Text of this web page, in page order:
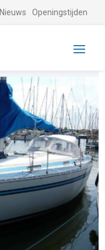
Nieuws Openingstijden